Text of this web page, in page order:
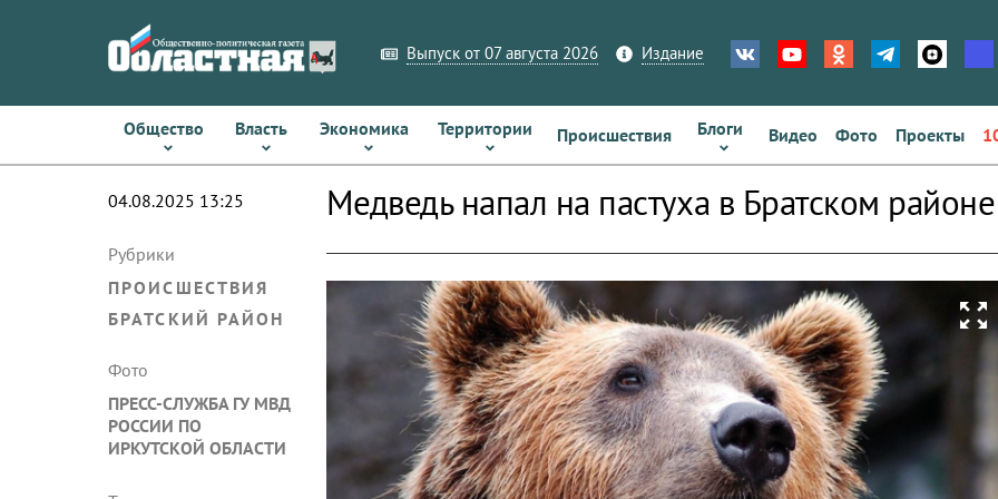
Выпуск от 07 августа 2026 Издание
Общество Власть Экономика Территории Происшествия Блоги Видео Фото Проекты
04.08.2025 13:25
Рубрики
ПРОИСШЕСТВИЯ
БРАТСКИЙ РАЙОН
Фото
ПРЕСС-СЛУЖБА ГУ МВД
РОССИИ ПО
ИРКУТСКОЙ ОБЛАСТИ
Медведь напал на пастуха в Братском районе
zoom_out_map